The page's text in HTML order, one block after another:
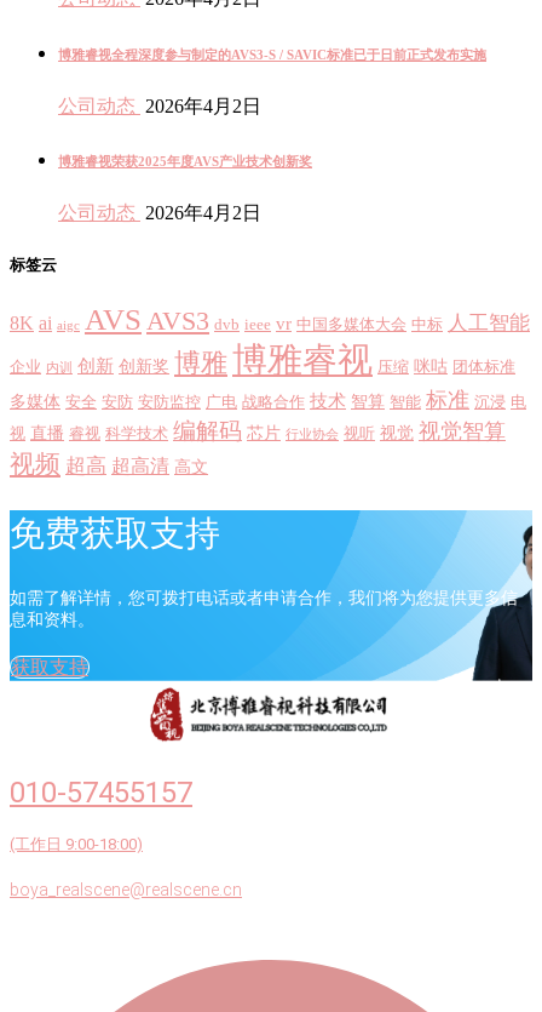
博雅睿视全程深度参与制定的AVS3-S / SAVIC标准已于日前正式发布实施
公司动态 2026年4月2日
博雅睿视荣获2025年度AVS产业技术创新奖
公司动态 2026年4月2日
标签云
8K ai aigc AVS AVS3 dvb ieee vr 中国多媒体大会 中标 人工智能
企业 内训 创新 创新奖 博雅博雅睿视 压缩 咪咕 团体标准
多媒体 安全 安防 安防监控 广电 战略合作 技术 智算 智能 标准 沉浸 电
视 直播 睿视 科学技术 编解码 芯片 行业协会 视听 视觉 视觉智算
视频 超高 超高清 高文
免费获取支持
如需了解详情，您可拨打电话或者申请合作，我们将为您提供更多信
息和资料。
获取支持
010-57455157
(工作日 9:00-18:00)
boya_realscene@realscene.cn